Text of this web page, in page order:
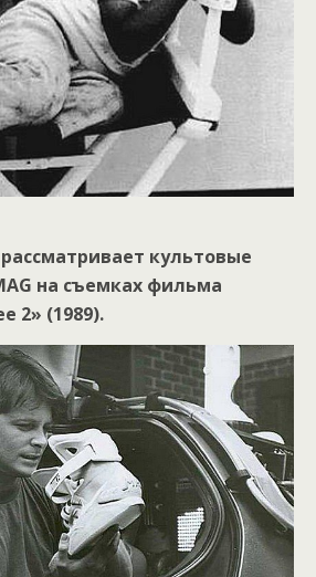
культовые
на съемках фильма
2» (1989).